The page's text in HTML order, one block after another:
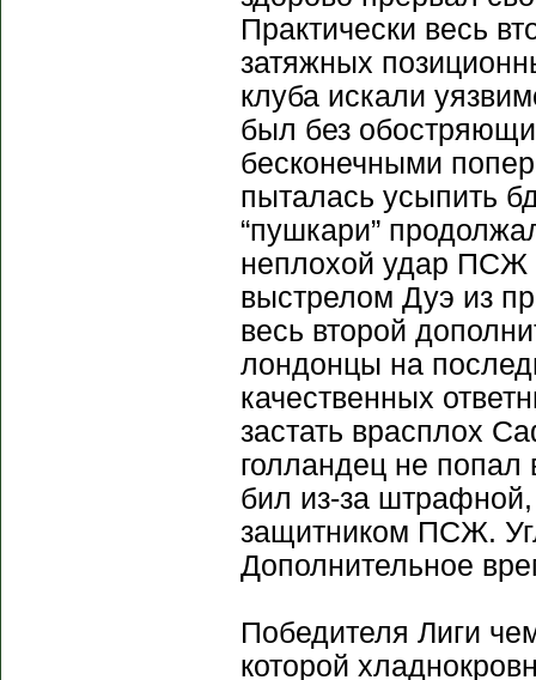
Практически весь
затяжных
клуба искали
был без
бесконечными
пыталась усыпить
“пушкари”
неплохой удар ПСЖ
выстрелом Дуэ из
весь второй
лондонцы на
качественных
застать врасплох
голландец не
бил из-за
защитником ПСЖ.
Дополнительное
Победителя Лиги
которой